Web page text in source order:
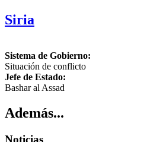
Siria
Sistema de Gobierno:
Situación de conflicto
Jefe de Estado:
Bashar al Assad
Además...
Noticias